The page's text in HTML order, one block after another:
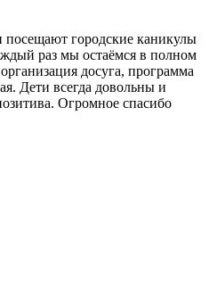
городские каникулы
раз мы остаёмся в полном
досуга, программа
. Дети всегда довольны и
Огромное спасибо